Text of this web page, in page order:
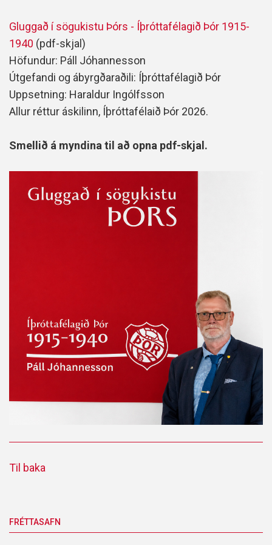
Gluggað í sögukistu Þórs - Íþróttafélagið Þór 1915-
1940 (pdf-skjal)
Höfundur: Páll Jóhannesson
Útgefandi og ábyrgðaraðili: Íþróttafélagið Þór
Uppsetning: Haraldur Ingólfsson
Allur réttur áskilinn, Íþróttafélaið Þór 2026.
Smellið á myndina til að opna pdf-skjal.
Til baka
FRÉTTASAFN